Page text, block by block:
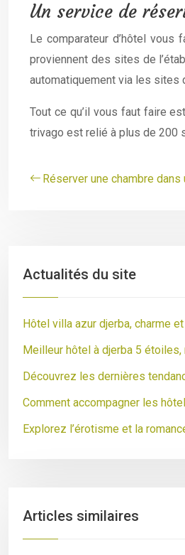
Un service de
Le comparateur d’hôtel
proviennent des sites de
automatiquement via les sites
Tout ce qu’il vous faut faire
trivago est relié à plus de 200
Réserver une chambre
Actualités du site
Hôtel villa azur djerba, charme
Meilleur hôtel à djerba 5 étoiles,
Découvrez les dernières
Comment accompagner les
Explorez l’érotisme et la
Articles similaires